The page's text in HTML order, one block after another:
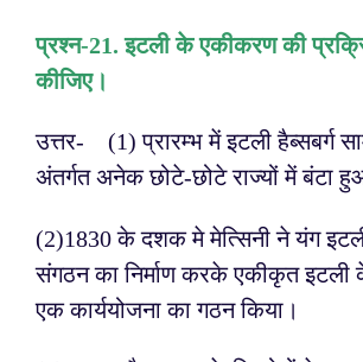
प्रश्न-21. इटली के एकीकरण की
कीजिए।
उत्तर- (1) प्रारम्भ में इटली हैब्सबर्ग
अंतर्गत अनेक छोटे-छोटे राज्यों में बंटा
(2)1830 के दशक मे मेत्सिनी ने यंग
संगठन का निर्माण करके एकीकृत इटली
एक कार्ययोजना का गठन किया।